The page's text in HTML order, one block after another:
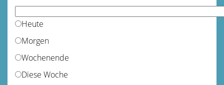
Heute
Morgen
Wochenende
Diese Woche